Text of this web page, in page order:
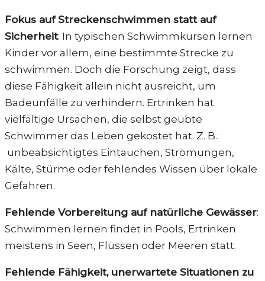
Fokus auf Streckenschwimmen statt auf
Sicherheit: In typischen Schwimmkursen lernen
Kinder vor allem, eine bestimmte Strecke zu
schwimmen. Doch die Forschung zeigt, dass
diese Fähigkeit allein nicht ausreicht, um
Badeunfälle zu verhindern. Ertrinken hat
vielfältige Ursachen, die selbst geübte
Schwimmer das Leben gekostet hat. Z. B.:
unbeabsichtigtes Eintauchen, Strömungen,
Kälte, Stürme oder fehlendes Wissen über lokale
Gefahren.
Fehlende Vorbereitung auf natürliche Gewässer:
Schwimmen lernen findet in Pools, Ertrinken
meistens in Seen, Flüssen oder Meeren statt.
Fehlende Fähigkeit, unerwartete Situationen zu